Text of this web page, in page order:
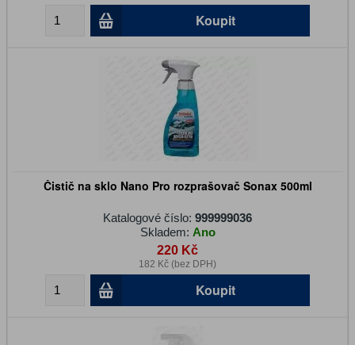
Koupit
Čistič na sklo Nano Pro rozprašovač Sonax 500ml
Katalogové číslo: 999999036
Skladem: Ano
220 Kč
182 Kč (bez DPH)
Koupit